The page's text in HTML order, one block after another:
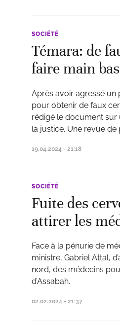
SOCIÉTÉ
Témara: de
faire main
Après avoir agressé un
pour obtenir de faux
rédigé le document sur
la justice. Une revue
19.04.2024 - 21:18
SOCIÉTÉ
Fuite des
attirer les
Face à la pénurie de
ministre, Gabriel Attal,
nord, des médecins
d’Assabah.
02.02.2024 - 21:37